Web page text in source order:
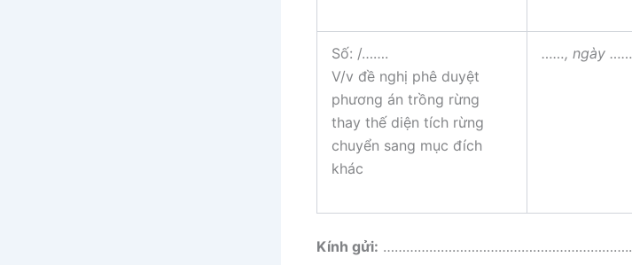
Số: /…….
V/v đề nghị phê duyệt
phương án trồng rừng
thay thế diện tích rừng
chuyển sang mục đích
khác
……, ngày ……
Kính gửi: ………………………………………………………..